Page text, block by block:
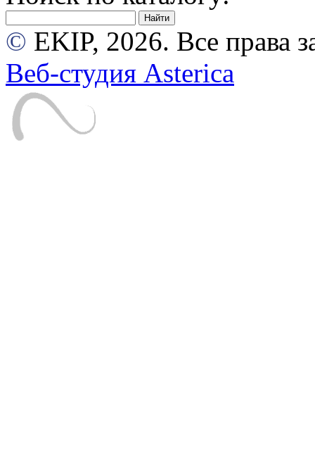
© EKIP, 2026. Все права
Веб-студия Asterica